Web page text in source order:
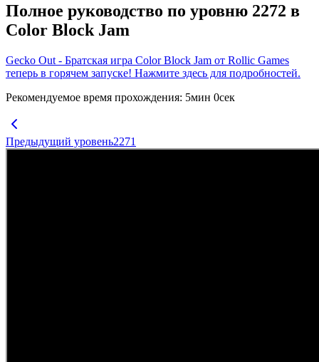
Полное руководство по уровню 2272 в
Color Block Jam
Gecko Out - Братская игра Color Block Jam от Rollic Games
теперь в горячем запуске! Нажмите здесь для подробностей.
Рекомендуемое время прохождения: 5мин 0сек
Предыдущий уровень2271